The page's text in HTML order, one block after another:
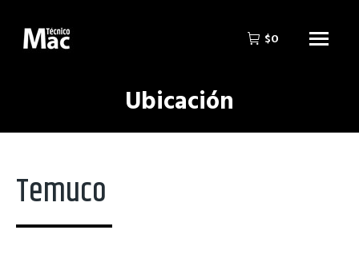
$0
Ubicación
Estás aquí:
Temuco